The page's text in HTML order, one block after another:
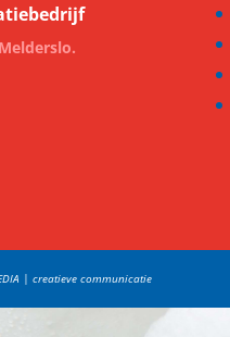
| creatieve communicatie